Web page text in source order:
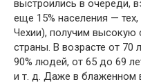
выстроились в очереди,
еще 15% населения —
Чехии), получим высокую
страны. В возрасте от 70
90% людей, от 65 до 69
и т. д. Даже в блаженном